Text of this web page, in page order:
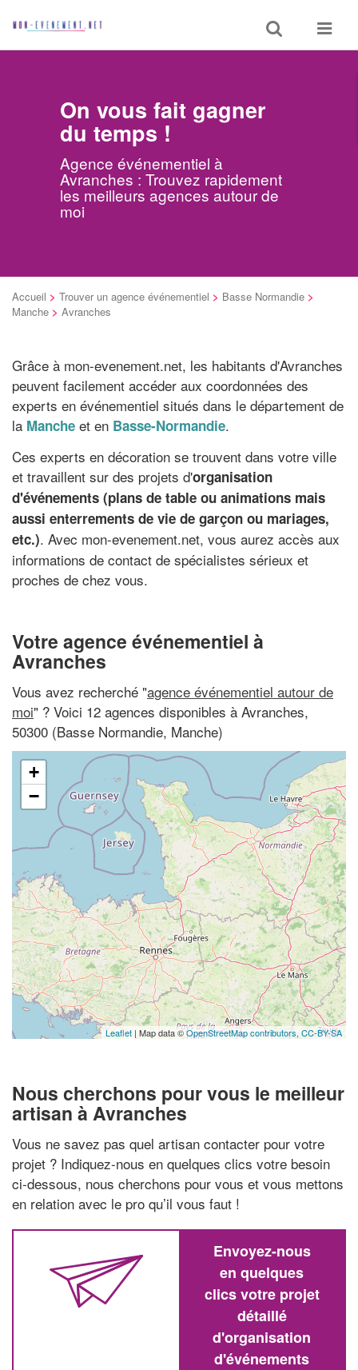
Toggle
search
Toggle
On vous fait gagner
du temps !
Agence événementiel à
Avranches : Trouvez rapidement
les meilleurs agences autour de
moi
Accueil > Trouver un agence événementiel > Basse Normandie >
Manche > Avranches
Grâce à mon-evenement.net, les habitants d'Avranches
peuvent facilement accéder aux coordonnées des
experts en événementiel situés dans le département de
la Manche et en Basse-Normandie.
Ces experts en décoration se trouvent dans votre ville
et travaillent sur des projets d'organisation
d'événements (plans de table ou animations mais
aussi enterrements de vie de garçon ou mariages,
etc.). Avec mon-evenement.net, vous aurez accès aux
informations de contact de spécialistes sérieux et
proches de chez vous.
Votre agence événementiel à
Avranches
Vous avez recherché "agence événementiel autour de
moi" ? Voici 12 agences disponibles à Avranches,
50300 (Basse Normandie, Manche)
+
−
Leaflet| Map data ©OpenStreetMap contributors, CC-BY-SA
Nous cherchons pour vous le meilleur
artisan à Avranches
Vous ne savez pas quel artisan contacter pour votre
projet ? Indiquez-nous en quelques clics votre besoin
ci-dessous, nous cherchons pour vous et vous mettons
en relation avec le pro qu’il vous faut !
Envoyez-nous
en quelques
clics votre projet
détaillé
d'organisation
d'événements